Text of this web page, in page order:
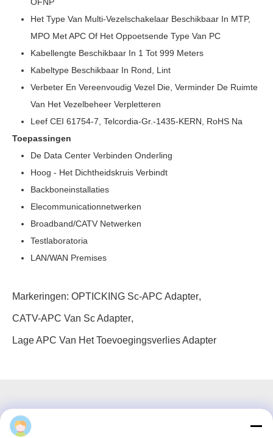
Het Type Van Multi-Vezelschakelaar Beschikbaar In MTP,
MPO Met APC Of Het Oppoetsende Type Van PC
Kabellengte Beschikbaar In 1 Tot 999 Meters
Kabeltype Beschikbaar In Rond, Lint
Verbeter En Vereenvoudig Vezel Die, Verminder De Ruimte
Van Het Vezelbeheer Verpletteren
Leef CEI 61754-7, Telcordia-Gr.-1435-KERN, RoHS Na
Toepassingen
De Data Center Verbinden Onderling
Hoog - Het Dichtheidskruis Verbindt
Backboneinstallaties
Elecommunicationnetwerken
Broadband/CATV Netwerken
Testlaboratoria
LAN/WAN Premises
Markeringen: OPTICKING Sc-APC Adapter,
CATV-APC Van Sc Adapter,
Lage APC Van Het Toevoegingsverlies Adapter